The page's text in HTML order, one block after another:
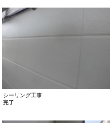
シーリング工事
完了